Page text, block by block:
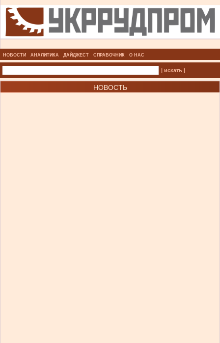
НОВОСТИ АНАЛИТИКА ДАЙДЖЕСТ СПРАВОЧНИК О НАС
| искать |
НОВОСТЬ